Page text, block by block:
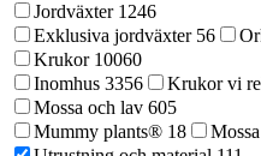
Jordväxter 1246
Exklusiva jordväxter 56
Krukor 10060
Inomhus 3356 Krukor vi
Mossa och lav 605
Mummy plants® 18